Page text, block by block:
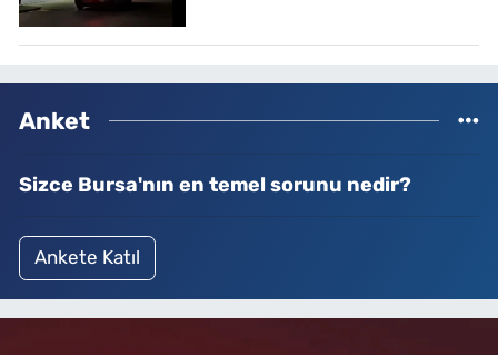
Anket
Sizce Bursa'nın en temel sorunu nedir?
Ankete Katıl